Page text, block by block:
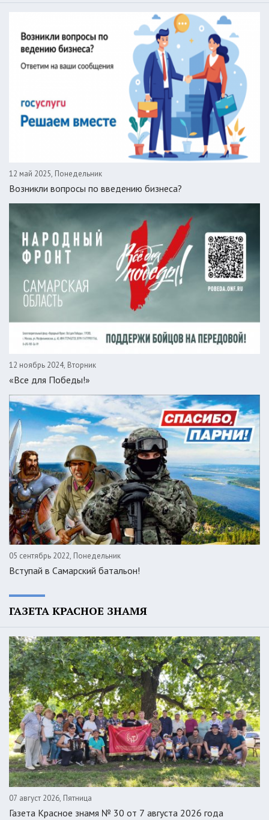
12 май 2025, Понедельник
Возникли вопросы по введению бизнеса?
12 ноябрь 2024, Вторник
«Все для Победы!»
05 сентябрь 2022, Понедельник
Вступай в Самарский батальон!
ГАЗЕТА КРАСНОЕ ЗНАМЯ
07 август 2026, Пятница
Газета Красное знамя № 30 от 7 августа 2026 года